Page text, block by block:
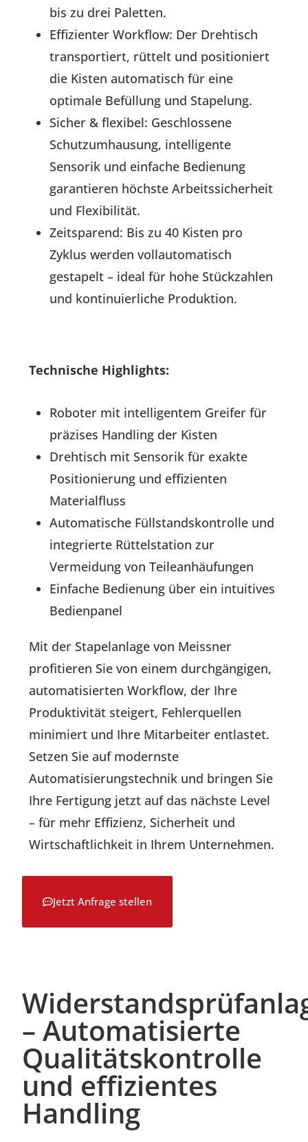
bis zu drei Paletten.
Effizienter Workflow: Der Drehtisch
transportiert, rüttelt und positioniert
die Kisten automatisch für eine
optimale Befüllung und Stapelung.
Sicher & flexibel: Geschlossene
Schutzumhausung, intelligente
Sensorik und einfache Bedienung
garantieren höchste Arbeitssicherheit
und Flexibilität.
Zeitsparend: Bis zu 40 Kisten pro
Zyklus werden vollautomatisch
gestapelt – ideal für hohe Stückzahlen
und kontinuierliche Produktion.
Technische Highlights:
Roboter mit intelligentem Greifer für
präzises Handling der Kisten
Drehtisch mit Sensorik für exakte
Positionierung und effizienten
Materialfluss
Automatische Füllstandskontrolle und
integrierte Rüttelstation zur
Vermeidung von Teileanhäufungen
Einfache Bedienung über ein intuitives
Bedienpanel
Mit der Stapelanlage von Meissner
profitieren Sie von einem durchgängigen,
automatisierten Workflow, der Ihre
Produktivität steigert, Fehlerquellen
minimiert und Ihre Mitarbeiter entlastet.
Setzen Sie auf modernste
Automatisierungstechnik und bringen Sie
Ihre Fertigung jetzt auf das nächste Level
– für mehr Effizienz, Sicherheit und
Wirtschaftlichkeit in Ihrem Unternehmen.
Jetzt Anfrage stellen
– Automatisierte
Qualitätskontrolle
und effizientes
Handling